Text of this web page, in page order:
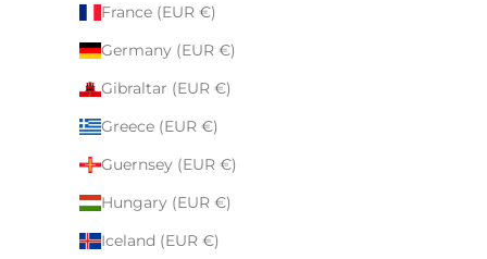
France (EUR €)
Germany (EUR €)
Gibraltar (EUR €)
Greece (EUR €)
Guernsey (EUR €)
Hungary (EUR €)
Iceland (EUR €)